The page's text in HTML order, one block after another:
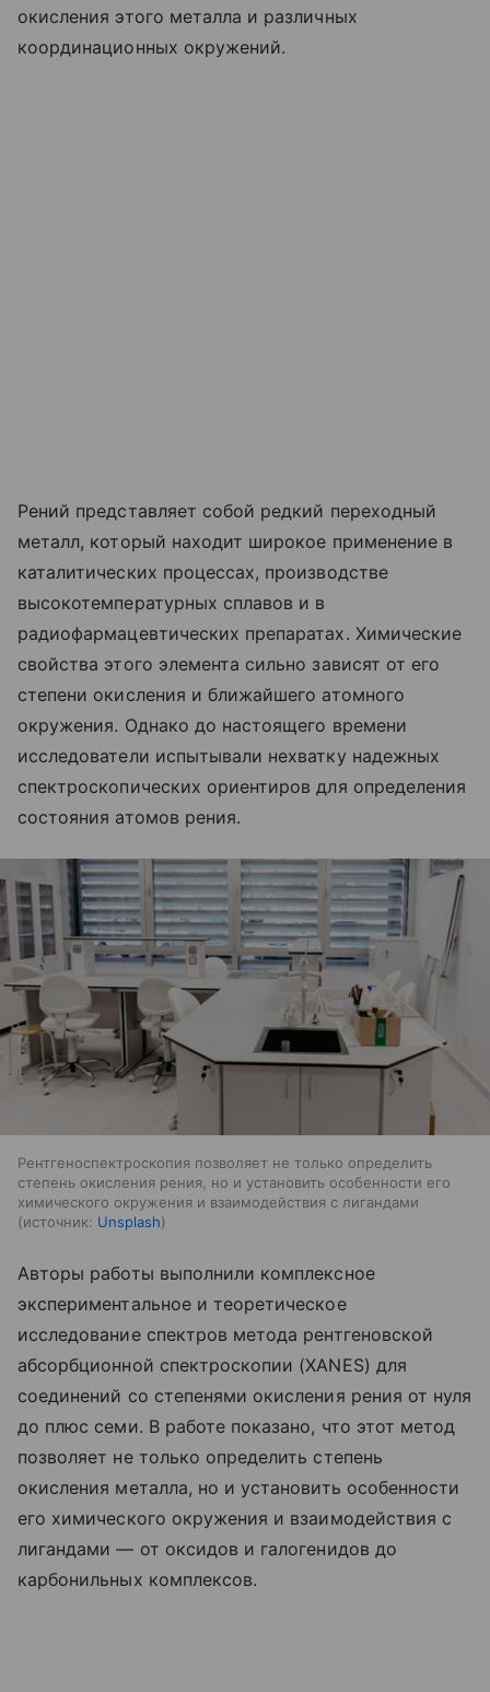
окисления этого металла и различных
координационных окружений.
Рений представляет собой редкий переходный
металл, который находит широкое применение в
каталитических процессах, производстве
высокотемпературных сплавов и в
радиофармацевтических препаратах. Химические
свойства этого элемента сильно зависят от его
степени окисления и ближайшего атомного
окружения. Однако до настоящего времени
исследователи испытывали нехватку надежных
спектроскопических ориентиров для определения
состояния атомов рения.
Рентгеноспектроскопия позволяет не только определить
степень окисления рения, но и установить особенности его
химического окружения и взаимодействия с лигандами
источник: Unsplash
Авторы работы выполнили комплексное
экспериментальное и теоретическое
исследование спектров метода рентгеновской
абсорбционной спектроскопии (XANES) для
соединений со степенями окисления рения от нуля
до плюс семи. В работе показано, что этот метод
позволяет не только определить степень
окисления металла, но и установить особенности
его химического окружения и взаимодействия с
лигандами — от оксидов и галогенидов до
карбонильных комплексов.